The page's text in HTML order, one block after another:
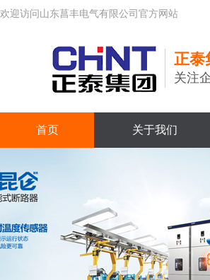
欢迎访问山东菖丰电气有限公司官方网站
正泰
关注
首页 关于我们